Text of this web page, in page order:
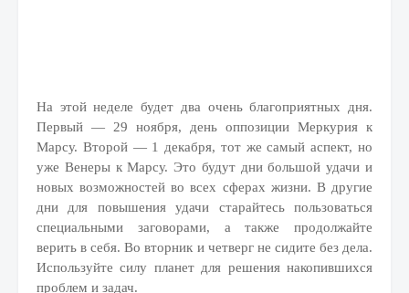
На этой неделе будет два очень благоприятных дня.
Первый — 29 ноября, день оппозиции Меркурия к
Марсу. Второй — 1 декабря, тот же самый аспект, но
уже Венеры к Марсу. Это будут дни большой удачи и
новых возможностей во всех сферах жизни. В другие
дни для повышения удачи старайтесь пользоваться
специальными заговорами, а также продолжайте
верить в себя. Во вторник и четверг не сидите без дела.
Используйте силу планет для решения накопившихся
проблем и задач.